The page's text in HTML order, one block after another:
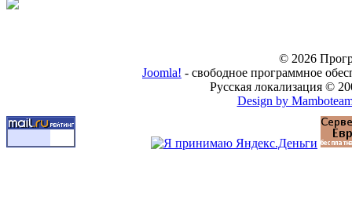
© 2026
Joomla! - свободное программное
Русская локализация ©
Design by